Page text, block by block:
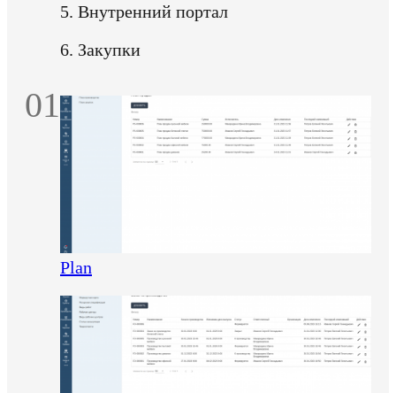
01
5. Внутренний портал
6. Закупки
Plan